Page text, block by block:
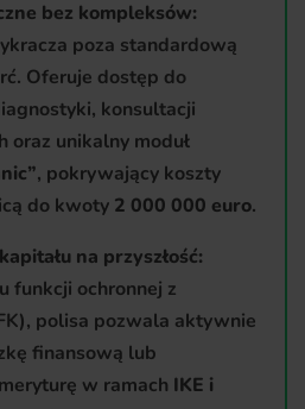
bez kompleksów:
poza standardową
Oferuje dostęp do
konsultacji
oraz unikalny moduł
, pokrywający koszty
do kwoty 2 000 000 euro.
na przyszłość:
funkcji ochronnej z
polisa pozwala aktywnie
finansową lub
w ramach IKE i